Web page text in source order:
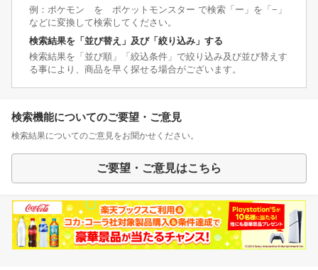
例：ポケモン を ポケットモンスター で検索「ー」を「−」
などに変換して検索してください。
検索結果を「並び替え」及び「絞り込み」する
検索結果を「並び順」「絞込条件」で絞り込み及び並び替えす
る事により、商品を早く探せる場合がございます。
検索機能についてのご要望・ご意見
検索結果についてのご意見をお聞かせください。
ご要望・ご意見はこちら